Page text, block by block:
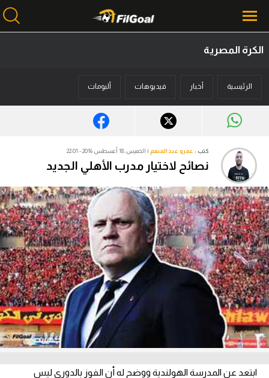
أخبار
ميركاتو
فانتازي في الجول
مسابقة التوقعات
فيديوهات
عدسات
آراء حرة
ركن الألعاب
أمريكا 2026
الكرة المصرية
الرئيسية أخبار فيديوهات ألبومات
كتب : عمرو عبد المنعم | الخميس، 18 أغسطس 2016 - 22:01
نصائح لاختيار مدرب الأهلي الجديد
ابتعد عن المدرسة الهولندية ووضح له أن الفوز بالدوري ليس